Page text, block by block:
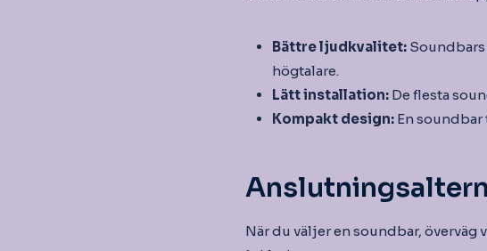
Bättre ljudkvalitet:
högtalare.
Lätt installation: De flesta
Kompakt design: En
När du väljer en soundbar,